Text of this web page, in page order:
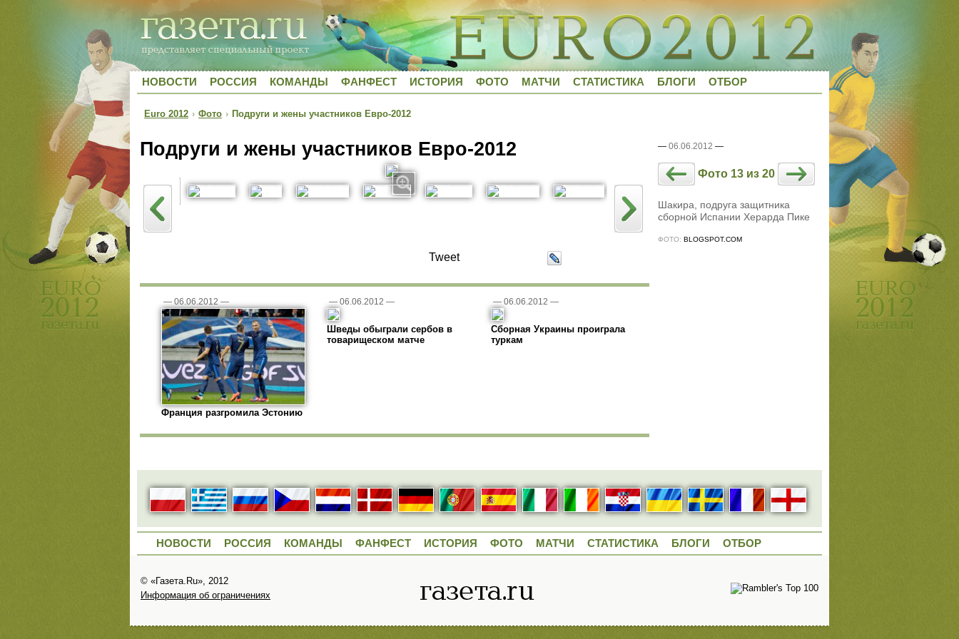
НОВОСТИ РОССИЯ КОМАНДЫ ФАНФЕСТ ИСТОРИЯ ФОТО МАТЧИ СТАТИСТИКА БЛОГИ ОТБОР
Euro 2012 › Фото › Подруги и жены участников Евро-2012
Подруги и жены участников Евро-2012
Tweet
— 06.06.2012 —
Фото 13 из 20
Шакира, подруга защитника
сборной Испании Херарда Пике
ФОТО: BLOGSPOT.COM
— 06.06.2012 —
Франция разгромила Эстонию
— 06.06.2012 —
Шведы обыграли сербов в
товарищеском матче
— 06.06.2012 —
Сборная Украины проиграла
туркам
НОВОСТИ РОССИЯ КОМАНДЫ ФАНФЕСТ ИСТОРИЯ ФОТО МАТЧИ СТАТИСТИКА БЛОГИ ОТБОР
© «Газета.Ru», 2012
Информация об ограничениях